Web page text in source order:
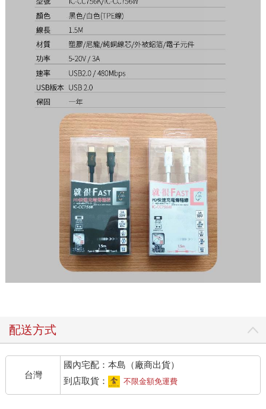
配送方式
台灣
國內宅配：本島（廠商出貨）
到店取貨：
不限金額免運費